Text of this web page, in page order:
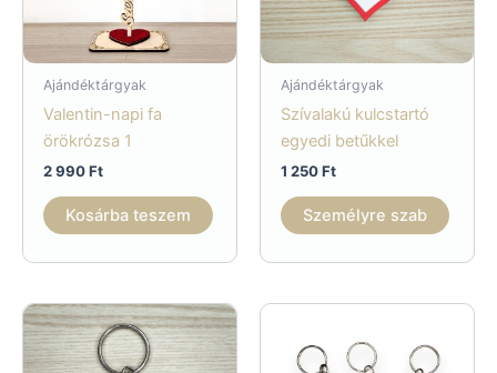
Ajándéktárgyak
Valentin-napi fa
örökrózsa 1
2 990Ft
Kosárba teszem
Ajándéktárgyak
Szívalakú kulcstartó
egyedi betűkkel
1 250Ft
Személyre szab